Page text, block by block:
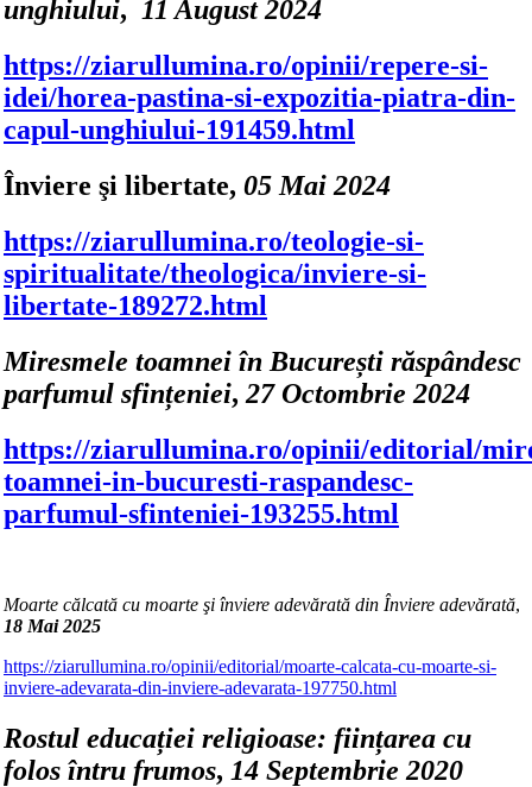
unghiului, 11 August 2024
https://ziarullumina.ro/opinii/repere-si-
idei/horea-pastina-si-expozitia-piatra-din-
capul-unghiului-191459.html
Înviere şi libertate, 05 Mai 2024
https://ziarullumina.ro/teologie-si-
spiritualitate/theologica/inviere-si-
libertate-189272.html
Miresmele toamnei în București răspândesc
parfumul sfințeniei, 27 Octombrie 2024
https://ziarullumina.ro/opinii/editorial/
toamnei-in-bucuresti-raspandesc-
parfumul-sfinteniei-193255.html
Moarte călcată cu moarte şi înviere adevărată din Înviere adevărată,
18 Mai 2025
https://ziarullumina.ro/opinii/editorial/moarte-calcata-cu-moarte-si-
inviere-adevarata-din-inviere-adevarata-197750.html
Rostul educației religioase: ființarea cu
folos întru frumos, 14 Septembrie 2020